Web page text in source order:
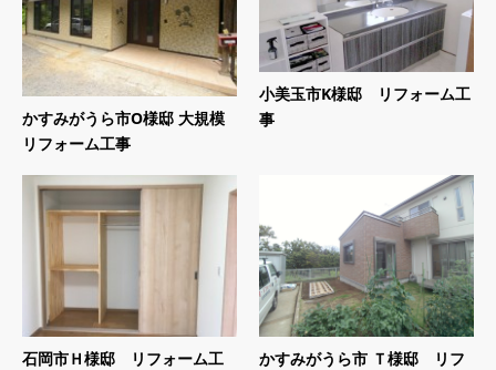
かすみがうら市O様邸 大規模
リフォーム工事
小美玉市K様邸 リフォーム工
事
石岡市Ｈ様邸 リフォーム工
かすみがうら市 Ｔ様邸 リフ